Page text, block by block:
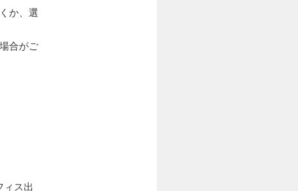
か、選
合がご
ィス出